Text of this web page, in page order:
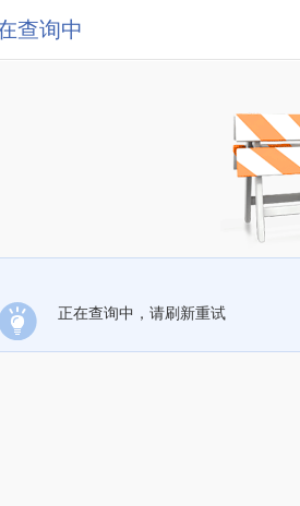
查询中
正在查询中，请刷新重试